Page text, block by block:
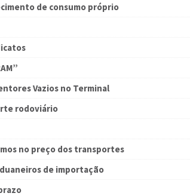
de consumo próprio
Vazios no Terminal
rodoviário
no preço dos transportes
de importação